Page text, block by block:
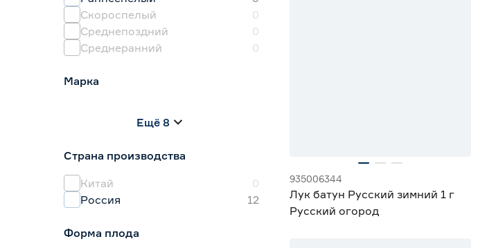
Скороспелый
0
Среднепоздний
0
Среднеранний
0
Марка
Гавриш
Ещё 8
Страна производства
Китай
0
Россия
12
Форма плода
935006344
Лук батун Русский зимний 1 г
Русский огород